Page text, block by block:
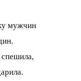
мужчин
спешила,